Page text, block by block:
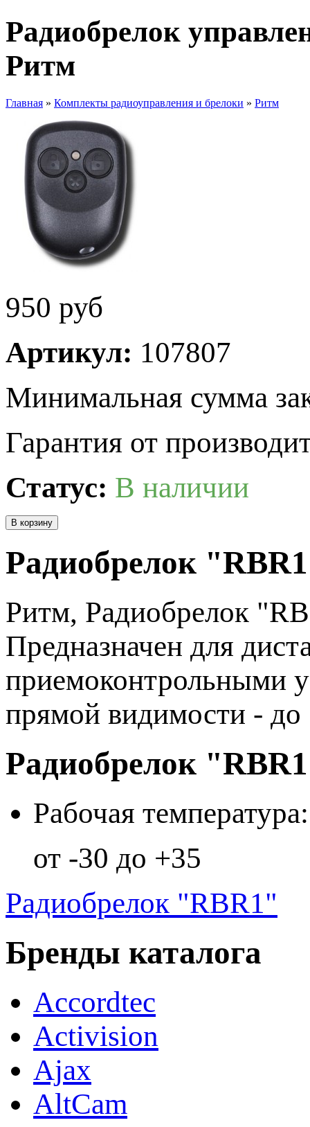
Радиобрелок
Ритм
Главная » Комплекты радиоуправления и брелоки » Ритм
950 руб
Артикул: 107807
Минимальная сумма
Гарантия от
Статус: В наличии
Радиобрелок
Ритм, Радиобрелок
Предназначен для
приемоконтрольными
прямой видимости - до
Радиобрелок
Рабочая температура:
от -30 до +35
Радиобрелок "RBR1"
Бренды каталога
Accordtec
Activision
Ajax
AltCam